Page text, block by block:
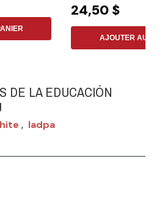
24,50 $
AJOUTER AU
DE LA EDUCACIÓN
, Iadpa